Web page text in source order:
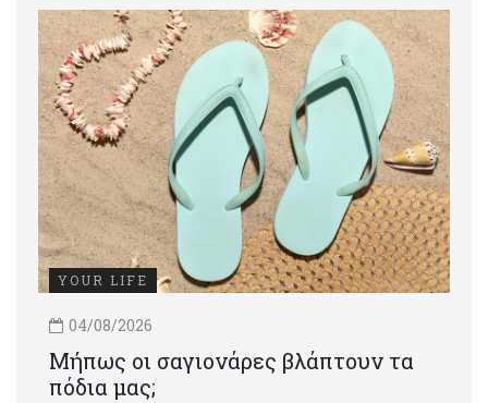
YOUR LIFE
04/08/2026
Μήπως οι σαγιονάρες βλάπτουν τα
πόδια μας;